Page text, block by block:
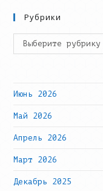
Рубрики
Рубрики
Выберите рубрику
Июнь 2026
Май 2026
Апрель 2026
Март 2026
Декабрь 2025